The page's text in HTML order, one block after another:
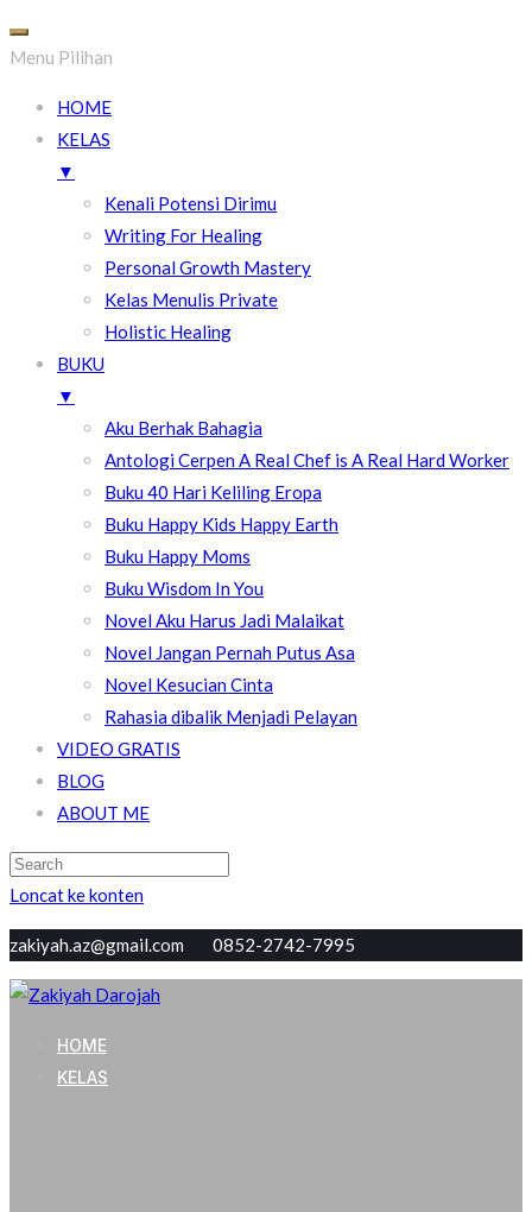
Menu Pilihan
HOME
KELAS
▼
Kenali Potensi Dirimu
Writing For Healing
Personal Growth Mastery
Kelas Menulis Private
Holistic Healing
BUKU
▼
Aku Berhak Bahagia
Antologi Cerpen A Real Chef is A Real Hard Worker
Buku 40 Hari Keliling Eropa
Buku Happy Kids Happy Earth
Buku Happy Moms
Buku Wisdom In You
Novel Aku Harus Jadi Malaikat
Novel Jangan Pernah Putus Asa
Novel Kesucian Cinta
Rahasia dibalik Menjadi Pelayan
VIDEO GRATIS
BLOG
ABOUT ME
Loncat ke konten
zakiyah.az@gmail.com 0852-2742-7995
Zakiyah Darojah
Love, Joy, Peace & Blessed
HOME
KELAS